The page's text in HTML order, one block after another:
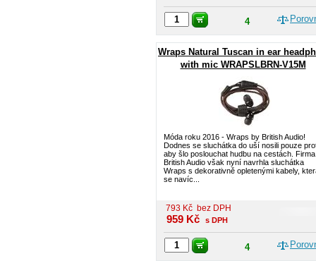
4
Wraps Natural Tuscan in ear
with mic WRAPSLBRN-V15M
Móda roku 2016 - Wraps by British Audio!
Dodnes se sluchátka do uší nosili pouze
aby šlo poslouchat hudbu na cestách. Firma
British Audio však nyní navrhla sluchátka
Wraps s dekorativně opletenými kabely,
se navíc...
793 Kč bez DPH
959 Kč s DPH
4